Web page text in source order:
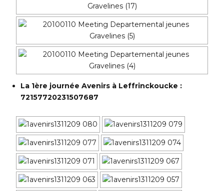
La 1ère journée Avenirs à Leffrinckoucke :
72157720231507687